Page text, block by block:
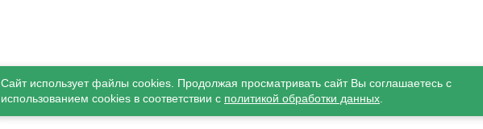
Сайт использует файлы cookies. Продолжая просматривать сайт Вы соглашаетесь с
использованием cookies в соответствии с политикой обработки данных